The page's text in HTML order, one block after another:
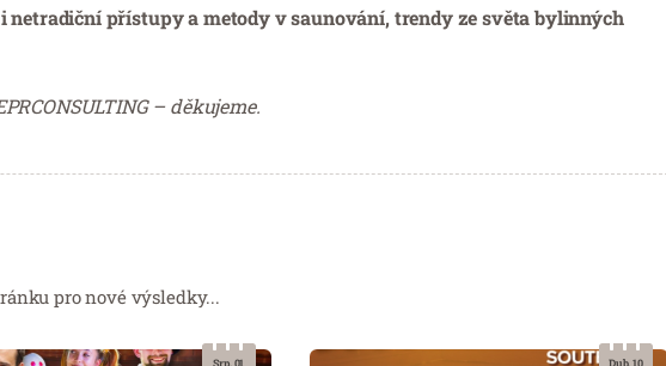
přístupy a metody v saunování, trendy ze světa bylinných
– děkujeme.
pro nové výsledky...
Srp. 01
Dub. 10